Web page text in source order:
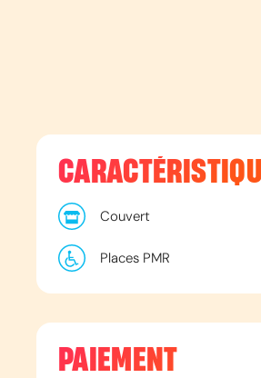
Couvert
Places PMR
PAIEMENT